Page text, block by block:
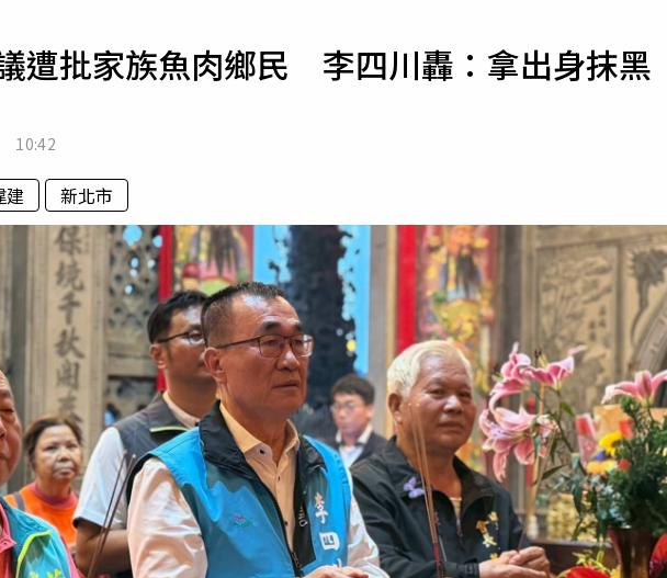
專欄
運勢
遭批家族魚肉鄉民 李四川轟：拿出身抹黑
10:42
建 新北市